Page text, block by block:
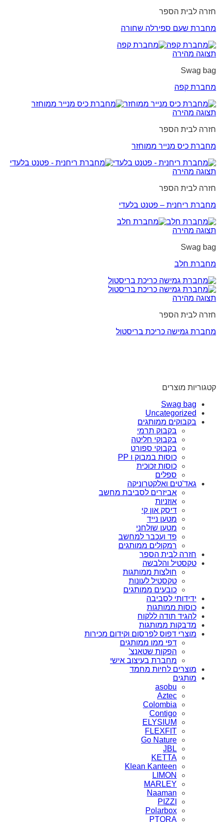
חזרה לבית הספר
מחברת שעם ספירלה שחורה
תצוגה מהירה
Swag bag
מחברת קפה
תצוגה מהירה
חזרה לבית הספר
מחברת כיס מנייר ממוחזר
תצוגה מהירה
חזרה לבית הספר
מחברת ריחנית – פטנט בלעדי
תצוגה מהירה
Swag bag
מחברת חלב
תצוגה מהירה
חזרה לבית הספר
מחברת גמישה כריכת בריסטול
קטגוריות מוצרים
Swag bag
Uncategorized
בקבוקים ממותגים
בקבוק תרמי
בקבוקי חליטה
בקבוקי ספורט
כוסות במבוק ו PP
כוסות זכוכית
ספלים
גאד'טים ואלקטרוניקה
אביזרים לסביבת מחשב
אוזניות
דיסק און קי
מטען נייד
מטען שולחני
פד ועכבר למחשב
רמקולים ממותגים
חזרה לבית הספר
טקסטיל והלבשה
חולצות ממותגות
טקסטיל לעונות
כובעים ממותגים
ידידותי לסביבה
כוסות ממותגות
להגיד תודה ללקוח
מדבקות ממותגות
מוצרי דפוס לפרסום וקידום מכירות
דפי ממו ממותגים
הפקות שטאנצ'
מחברת בעיצוב אישי
מוצרים לחיות מחמד
מותגים
asobu
Aztec
Colombia
Contigo
ELYSIUM
FLEXFIT
Go Nature
JBL
KETTA
Klean Kanteen
LIMON
MARLEY
Naaman
PIZZI
Polarbox
PTORA